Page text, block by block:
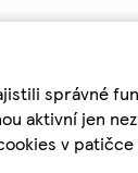
správné
aktivní jen
v